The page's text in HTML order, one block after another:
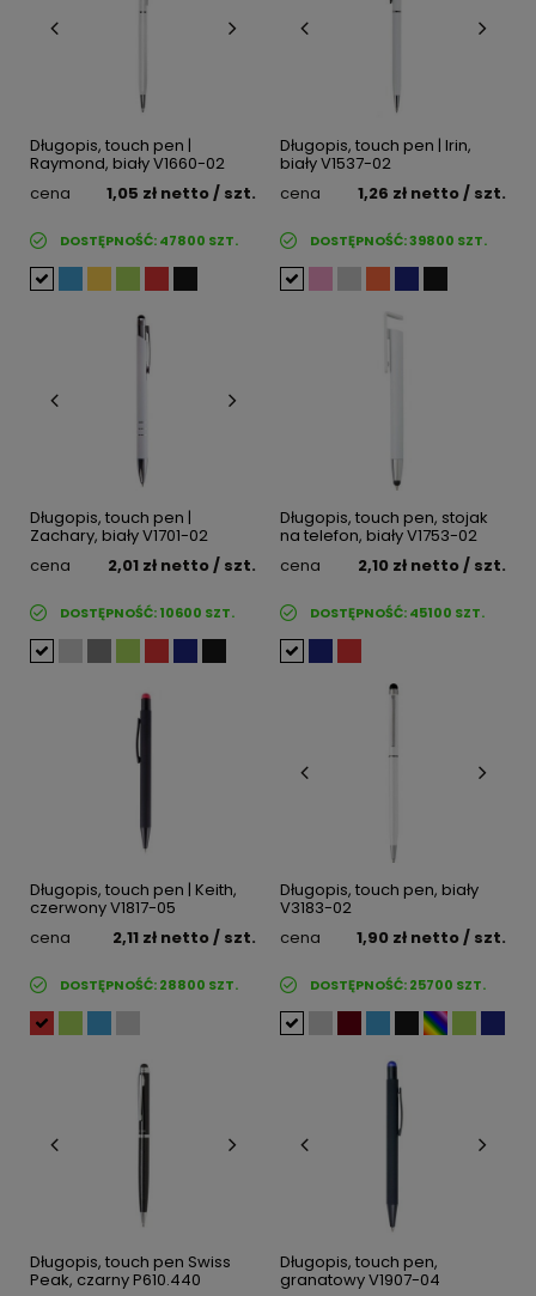
Długopis, touch pen |
Raymond, biały V1660-02
cena
1,05 zł netto/ szt.
DOSTĘPNOŚĆ:47800 SZT.
Długopis, touch pen | Irin,
biały V1537-02
cena
1,26 zł netto/ szt.
DOSTĘPNOŚĆ:39800 SZT.
Długopis, touch pen |
Zachary, biały V1701-02
cena
2,01 zł netto/ szt.
DOSTĘPNOŚĆ:10600 SZT.
Długopis, touch pen, stojak
na telefon, biały V1753-02
cena
2,10 zł netto/ szt.
DOSTĘPNOŚĆ:45100 SZT.
Długopis, touch pen | Keith,
czerwony V1817-05
cena
2,11 zł netto/ szt.
DOSTĘPNOŚĆ:28800 SZT.
Długopis, touch pen, biały
V3183-02
cena
1,90 zł netto/ szt.
DOSTĘPNOŚĆ:25700 SZT.
Długopis, touch pen Swiss
Peak, czarny P610.440
Długopis, touch pen,
granatowy V1907-04